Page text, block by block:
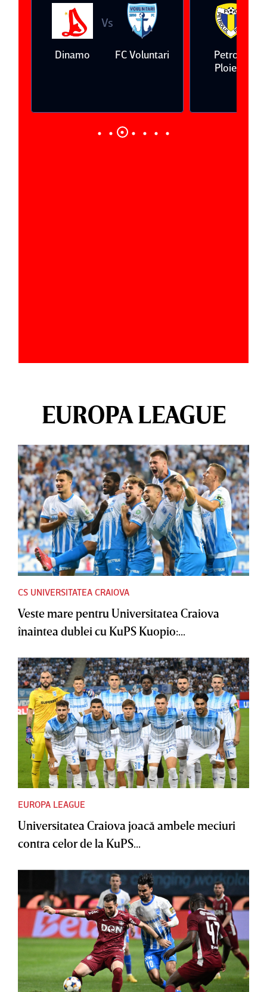
Dinamo
Vs
FC Voluntari
Petrolul
Ploieşti
EUROPA LEAGUE
CS UNIVERSITATEA CRAIOVA
Veste mare pentru Universitatea Craiova
înaintea dublei cu KuPS Kuopio:...
EUROPA LEAGUE
Universitatea Craiova joacă ambele meciuri
contra celor de la KuPS...